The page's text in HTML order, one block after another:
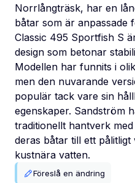
Norrlångträsk, har en
båtar som är anpassade
Classic 495 Sportfish S
design som betonar
Modellen har funnits i
men den nuvarande
populär tack vare sin
egenskaper. Sandström
traditionellt hantverk
deras båtar till ett
kustnära vatten.
Föreslå en ändring